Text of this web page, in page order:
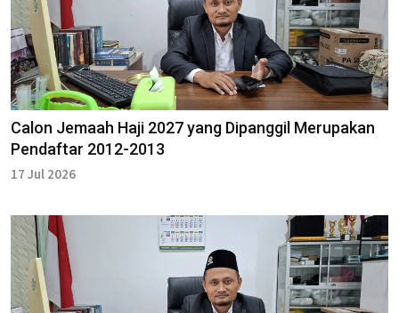
Calon Jemaah Haji 2027 yang Dipanggil Merupakan
Pendaftar 2012-2013
17 Jul 2026